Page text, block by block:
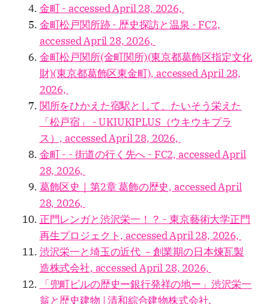
金町 - accessed April 28, 2026,
金町松戸関所跡 - 歴史探訪と温泉 - FC2,
accessed April 28, 2026,
金町松戸関所(金町関所)(東京都葛飾区指定文化
財)(東京都葛飾区東金町), accessed April 28,
2026,
関所をひかえた宿駅として、たいそう栄えた
「松戸宿」 - UKIUKIPLUS（ウキウキプラ
ス）, accessed April 28, 2026,
金町 - - 街道の行く先へ - FC2, accessed April
28, 2026,
葛飾区史｜第2章 葛飾の歴史, accessed April
28, 2026,
正門レンガと渋沢栄一！？ - 東京藝術大学正門
再生プロジェクト, accessed April 28, 2026,
渋沢栄一と埼玉の近代 －創業期の日本煉瓦製
造株式会社, accessed April 28, 2026,
「兜町ビルの歴史ー銀行発祥の地ー」渋沢栄一
翁と歴史建物 | 清和綜合建物株式会社,